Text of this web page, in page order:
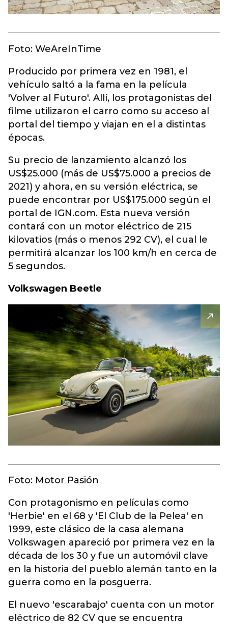
Foto: WeAreInTime
Producido por primera vez en 1981, el
vehículo saltó a la fama en la película
'Volver al Futuro'. Allí, los protagonistas del
filme utilizaron el carro como su acceso al
portal del tiempo y viajan en el a distintas
épocas.
Su precio de lanzamiento alcanzó los
US$25.000 (más de US$75.000 a precios de
2021) y ahora, en su versión eléctrica, se
puede encontrar por US$175.000 según el
portal de IGN.com. Esta nueva versión
contará con un motor eléctrico de 215
kilovatios (más o menos 292 CV), el cual le
permitirá alcanzar los 100 km/h en cerca de
5 segundos.
Volkswagen Beetle
Foto: Motor Pasión
Con protagonismo en películas como
'Herbie' en el 68 y 'El Club de la Pelea' en
1999, este clásico de la casa alemana
Volkswagen apareció por primera vez en la
década de los 30 y fue un automóvil clave
en la historia del pueblo alemán tanto en la
guerra como en la posguerra.
El nuevo 'escarabajo' cuenta con un motor
eléctrico de 82 CV que se encuentra